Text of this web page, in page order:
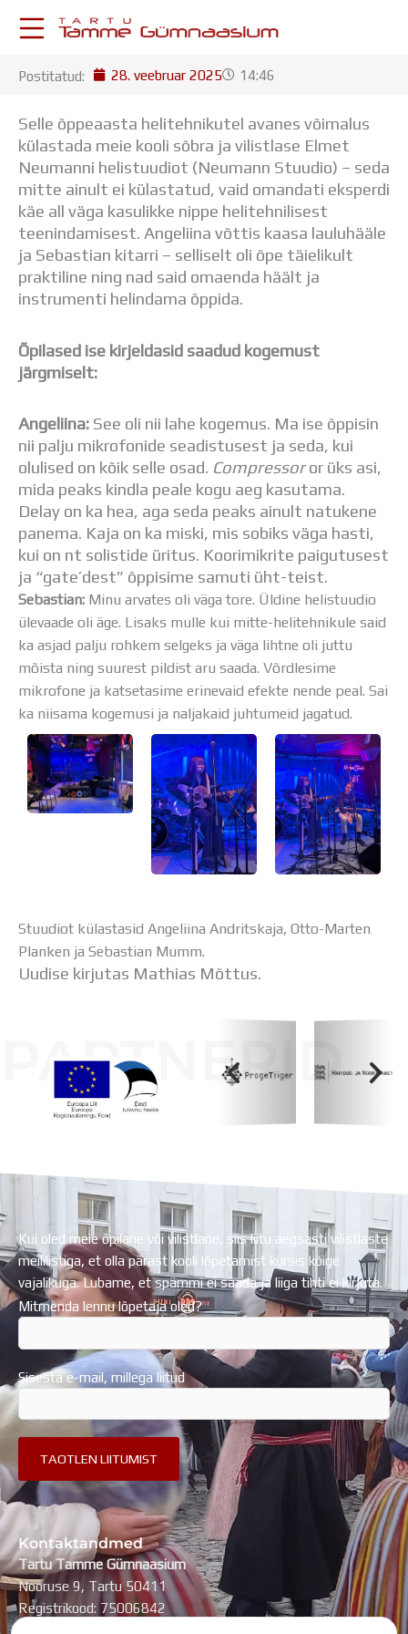
KESKKONNAD
Postkast
Drive
Tamme TV
Tamme Leht
Kooliraadio
Koorilaul
ÕPPETÖÖ
Tunniplaan
Ainepassid
Huviringid
Distantsõpe
Kodukord
Projektid
ÜLDINFO
Sisseastumine
Meie kool
Dokumendid
Uudised
Lapsevanemale
Vilistlastele
Toitlustamine
Virtuaaltuur
Õpilasesindus
Kontaktid
Tööpakkumised
Postitatud: 28. veebruar 2025 14:46
Selle õppeaasta helitehnikutel avanes võimalus
külastada meie kooli sõbra ja vilistlase Elmet
Neumanni helistuudiot (Neumann Stuudio) – seda
mitte ainult ei külastatud, vaid omandati eksperdi
käe all väga kasulikke nippe helitehnilisest
teenindamisest. Angeliina võttis kaasa lauluhääle
ja Sebastian kitarri – selliselt oli õpe täielikult
praktiline ning nad said omaenda häält ja
instrumenti helindama õppida.
Õpilased ise kirjeldasid saadud kogemust
järgmiselt:
Angeliina: See oli nii lahe kogemus. Ma ise õppisin
nii palju mikrofonide seadistusest ja seda, kui
olulised on kõik selle osad. Compressoror üks asi,
mida peaks kindla peale kogu aeg kasutama.
Delay on ka hea, aga seda peaks ainult natukene
panema. Kaja on ka miski, mis sobiks väga hasti,
kui on nt solistide üritus. Koorimikrite paigutusest
ja “gate’dest” õppisime samuti üht-teist.
Sebastian: Minu arvates oli väga tore. Üldine helistuudio
ülevaade oli äge. Lisaks mulle kui mitte-helitehnikule said
ka asjad palju rohkem selgeks ja väga lihtne oli juttu
mõista ning suurest pildist aru saada. Võrdlesime
mikrofone ja katsetasime erinevaid efekte nende peal. Sai
ka niisama kogemusi ja naljakaid juhtumeid jagatud.
Stuudiot külastasid Angeliina Andritskaja, Otto-Marten
Planken ja Sebastian Mumm.
Uudise kirjutas Mathias Mõttus.
PARTNERID
Kui oled meie õpilane või vilistlane, siis liitu aegsasti vilistlaste
meililistiga, et olla pärast kooli lõpetamist kursis kõige
vajalikuga. Lubame, et spämmi ei saada ja liiga tihti ei kirjuta.
Mitmenda lennu lõpetaja oled?
Sisesta e-mail, millega liitud
Kontaktandmed
Tartu Tamme Gümnaasium
Nooruse 9, Tartu 50411
Registrikood: 75006842